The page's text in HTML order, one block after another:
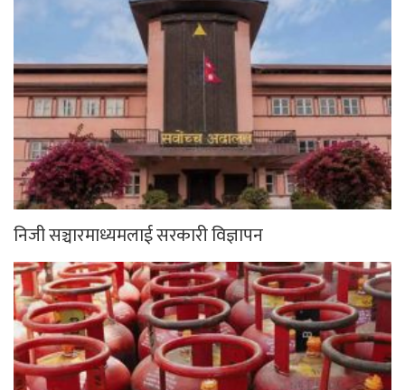
निजी सञ्चारमाध्यमलाई सरकारी विज्ञापन